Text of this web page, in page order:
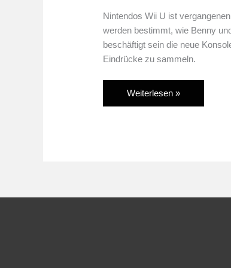
Nintendos Wii U ist
werden bestimmt, wie Benny
beschäftigt sein die neue
Eindrücke zu sammeln.
Achtung
Aufnahme!
Weiterlesen »